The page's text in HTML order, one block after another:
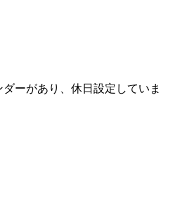
ーがあり、休日設定していま